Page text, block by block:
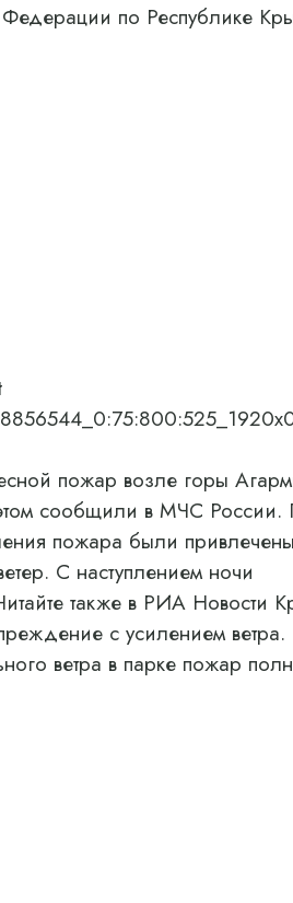
Федерации по Республике
пожар возле горы
сообщили в МЧС
пожара были
С наступлением ночи
также в РИА Новости
с усилением
ветра в парке пожар